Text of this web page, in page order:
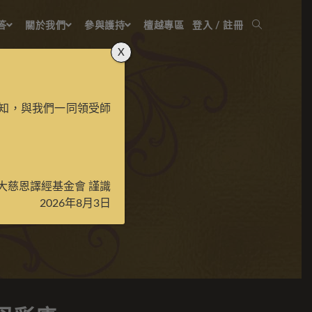
關於我們 參與護持 檀越專區 登入 / 註冊
，與我們一同領受師
慈恩譯經基金會 謹識
2026年8月3日
X